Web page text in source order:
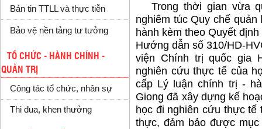
Bản tin TTLL và thực tiễn
Bảo vệ nền tảng tư tưởng
TỔ CHỨC - HÀNH CHÍNH -
QUẢN TRỊ
Công tác tổ chức, nhân sự
Thi đua, khen thưởng
Trong thời gian vừa
nghiêm túc Quy chế
hành kèm theo Quyết
Hướng dẫn số 310/HD-
viện Chính trị quốc gia
nghiên cứu thực tế của
cấp Lý luận chính trị -
Giong đã xây dựng kế
học đi nghiên cứu thực tế
thực, đảm bảo được